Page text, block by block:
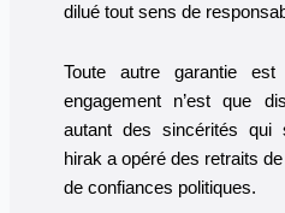
dilué tout sens de
Toute autre garantie est
engagement n’est que
autant des sincérités qui
hirak a opéré des retraits
de confiances politiques.